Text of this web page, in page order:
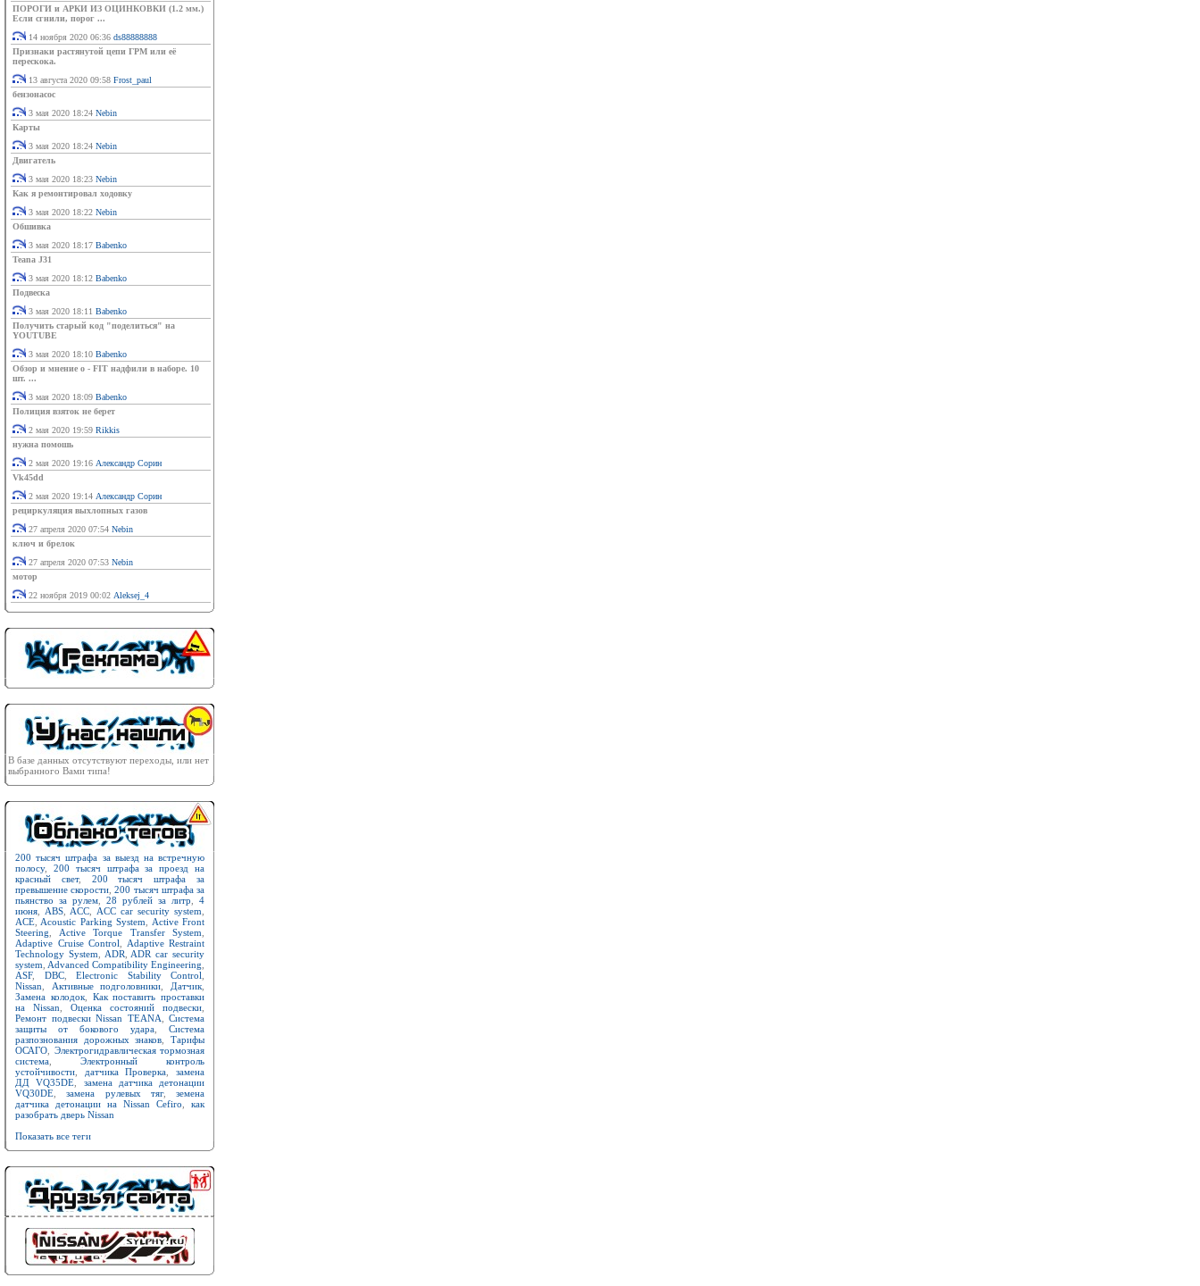
ПОРОГИ и АРКИ ИЗ ОЦИНКОВКИ (1.2 мм.)
Если сгнили, порог ...
14 ноября 2020 06:36 ds88888888
Признаки растянутой цепи ГРМ или её
перескока.
13 августа 2020 09:58 Frost_paul
бензонасос
3 мая 2020 18:24 Nebin
Карты
3 мая 2020 18:24 Nebin
Двигатель
3 мая 2020 18:23 Nebin
Как я ремонтировал ходовку
3 мая 2020 18:22 Nebin
Обшивка
3 мая 2020 18:17 Babenko
Teana J31
3 мая 2020 18:12 Babenko
Подвеска
3 мая 2020 18:11 Babenko
Получить старый код "поделиться" на
YOUTUBE
3 мая 2020 18:10 Babenko
Обзор и мнение о - FIT надфили в наборе. 10
шт. ...
3 мая 2020 18:09 Babenko
Полиция взяток не берет
2 мая 2020 19:59 Rikkis
нужна помошь
2 мая 2020 19:16 Александр Сорин
Vk45dd
2 мая 2020 19:14 Александр Сорин
рециркуляция выхлопных газов
27 апреля 2020 07:54 Nebin
ключ и брелок
27 апреля 2020 07:53 Nebin
мотор
22 ноября 2019 00:02 Aleksej_4
В базе данных отсутствуют переходы, или нет
выбранного Вами типа!
200 тысяч штрафа за выезд на встречную
полосу, 200 тысяч штрафа за проезд на
красный свет, 200 тысяч штрафа за
превышение скорости ,200 тысяч штрафа за
пьянство за рулем
28 рублей за литр
4
июня
ABS ACC ACC car security system
ACE Acoustic Parking System
Active Front
Steering
Active Torque Transfer System
Adaptive Cruise Control
Adaptive Restraint
Technology System
ADR
ADR car security
system Advanced Compatibility Engineering
ASF, DBC, Electronic Stability Control
Nissan
Активные подголовники Датчик
Замена колодок, Как поставить проставки
на Nissan
Оценка состояний подвески
Ремонт подвески Nissan TEANA
Система
защиты от бокового удара
Система
разпознования дорожных знаков ,Тарифы
ОСАГО
Электрогидравлическая тормозная
система
Электронный контроль
устойчивости
датчика Проверка ,замена
ДД VQ35DE
замена датчика детонации
VQ30DE ,замена рулевых тяг, земена
датчика детонации на Nissan Cefiro
как
разобрать дверь Nissan
Показать все теги